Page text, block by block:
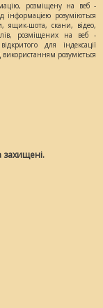
розміщену на веб -
інформацією розуміються
ящик-шота, скани, відео,
розміщених на веб -
для індексації
розуміється
захищені.